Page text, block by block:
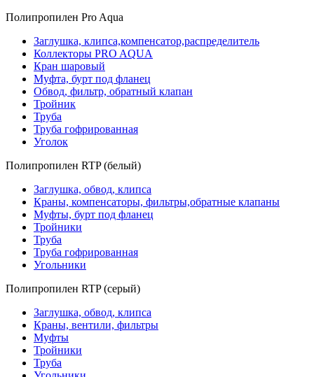
Полипропилен Pro Aqua
Заглушка, клипса,компенсатор,распределитель
Коллекторы PRO AQUA
Кран шаровый
Муфта, бурт под фланец
Обвод, фильтр, обратный клапан
Тройник
Труба
Труба гофрированная
Уголок
Полипропилен RTP (белый)
Заглушка, обвод, клипса
Краны, компенсаторы, фильтры,обратные клапаны
Муфты, бурт под фланец
Тройники
Труба
Труба гофрированная
Угольники
Полипропилен RTP (серый)
Заглушка, обвод, клипса
Краны, вентили, фильтры
Муфты
Тройники
Труба